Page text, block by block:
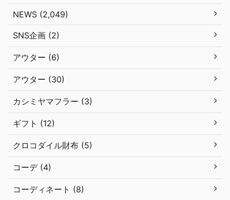
NEWS (2,049)
SNS企画 (2)
アウター (6)
アウター (30)
カシミヤマフラー (3)
ギフト (12)
クロコダイル財布 (5)
コーデ (4)
コーディネート (8)